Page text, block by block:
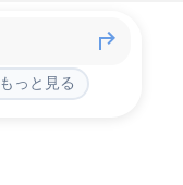
もっと見る